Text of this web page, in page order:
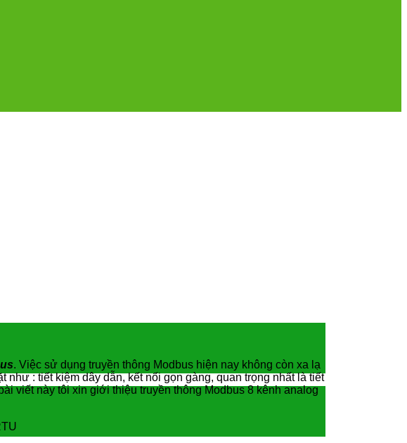
. Việc sử dụng truyền thông Modbus hiện nay không còn xa lạ
: tiết kiệm dây dẫn, kết nối gọn gàng, quan trọng nhất là tiết
viết này tôi xin giới thiệu truyền thông Modbus 8 kênh analog